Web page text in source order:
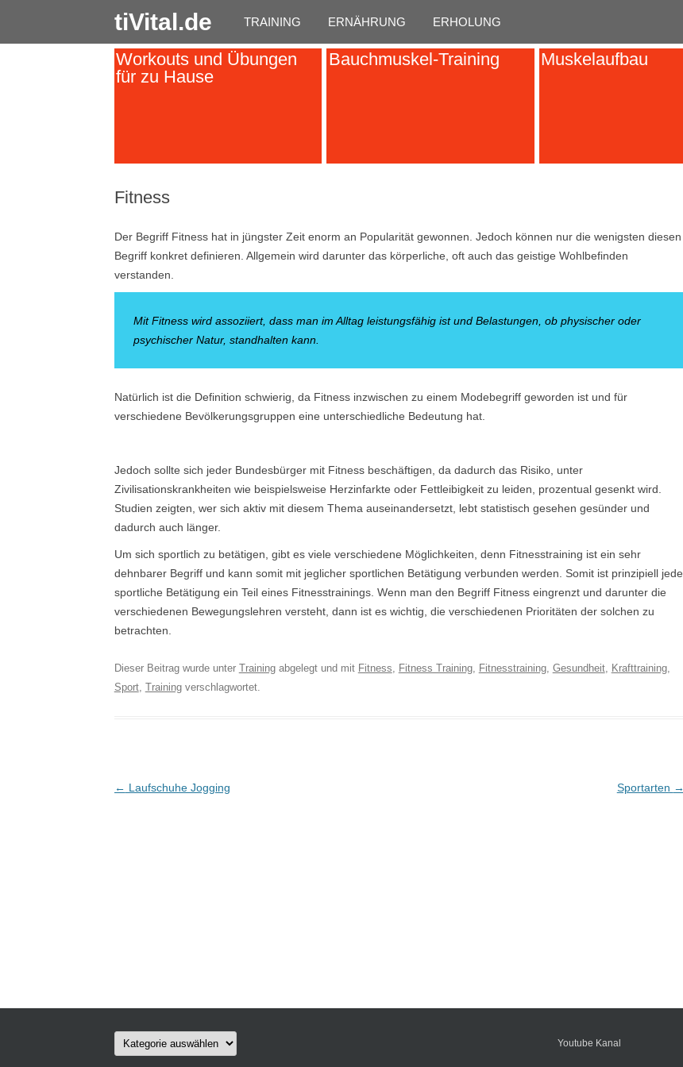
tiVital.de TRAINING ERNÄHRUNG ERHOLUNG
Workouts und Übungen
für zu Hause
Bauchmuskel-Training Muskelaufbau
Fitness
Der Begriff Fitness hat in jüngster Zeit enorm an Popularität gewonnen. Jedoch können nur die wenigsten diesen
Begriff konkret definieren. Allgemein wird darunter das körperliche, oft auch das geistige Wohlbefinden
verstanden.
Mit Fitness wird assoziiert, dass man im Alltag leistungsfähig ist und Belastungen, ob physischer oder
psychischer Natur, standhalten kann.
Natürlich ist die Definition schwierig, da Fitness inzwischen zu einem Modebegriff geworden ist und für
verschiedene Bevölkerungsgruppen eine unterschiedliche Bedeutung hat.
Jedoch sollte sich jeder Bundesbürger mit Fitness beschäftigen, da dadurch das Risiko, unter
Zivilisationskrankheiten wie beispielsweise Herzinfarkte oder Fettleibigkeit zu leiden, prozentual gesenkt wird.
Studien zeigten, wer sich aktiv mit diesem Thema auseinandersetzt, lebt statistisch gesehen gesünder und
dadurch auch länger.
Um sich sportlich zu betätigen, gibt es viele verschiedene Möglichkeiten, denn Fitnesstraining ist ein sehr
dehnbarer Begriff und kann somit mit jeglicher sportlichen Betätigung verbunden werden. Somit ist prinzipiell jede
sportliche Betätigung ein Teil eines Fitnesstrainings. Wenn man den Begriff Fitness eingrenzt und darunter die
verschiedenen Bewegungslehren versteht, dann ist es wichtig, die verschiedenen Prioritäten der solchen zu
betrachten.
Dieser Beitrag wurde unter Trainingabgelegt und mit Fitness, Fitness Training, Fitnesstraining, Gesundheit, Krafttraining,
Sport, Trainingverschlagwortet.
Post navigation
← Laufschuhe Jogging Sportarten →
Kategorien Youtube Kanal